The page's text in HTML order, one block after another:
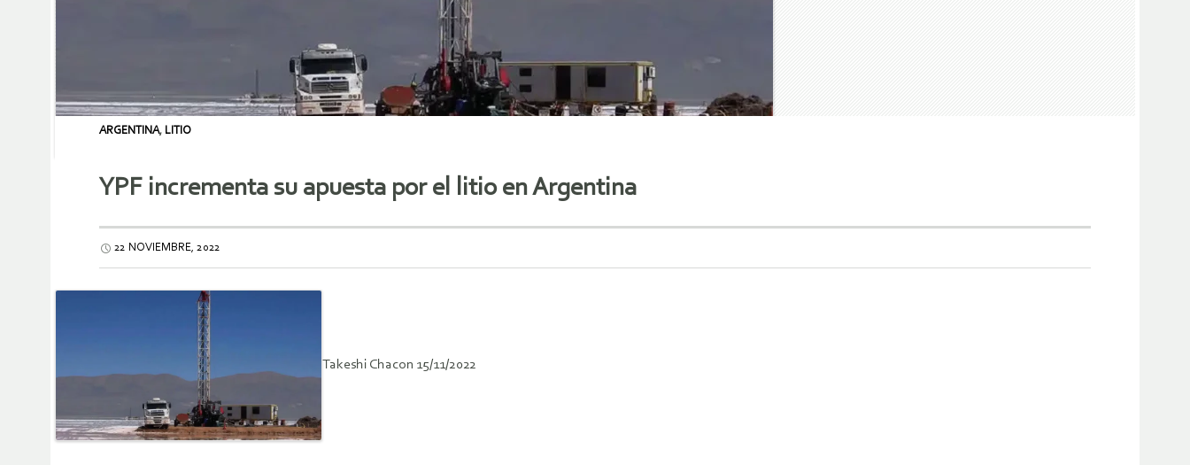
ARGENTINA, LITIO
YPF incrementa su apuesta por el litio en Argentina
22 NOVIEMBRE, 2022
Takeshi Chacon 15/11/2022